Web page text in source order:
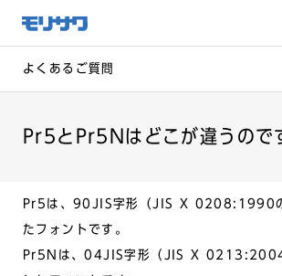
メ
ニュー
飛ばし
へ移動
よくあるご質問
Pr5とPr5Nはどこが違うので
Pr5は、90JIS字形（JIS X 0208:1990の
たフォントです。
Pr5Nは、04JIS字形（JIS X 0213:2004